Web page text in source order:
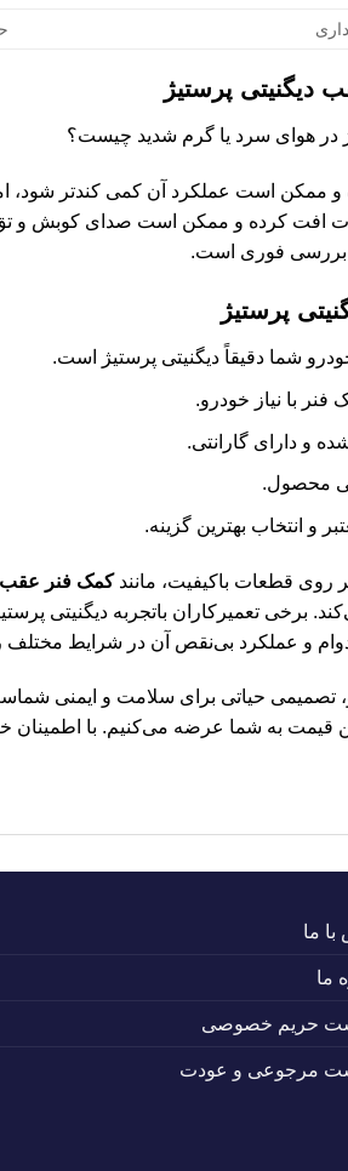
پرستیژ
در هوای سرد یا گرم شدید چیست؟
است عملکرد آن کمی کندتر شود، اما
افت کرده و ممکن است صدای کوبش و تق
بررسی فوری است.
پرستیژ
شما دقیقاً دیگنیتی پرستیژ است.
با نیاز خودرو.
و دارای گارانتی.
محصول.
و انتخاب بهترین گزینه.
روی قطعات باکیفیت، مانندکمک فنر عقب
برخی تعمیرکاران باتجربه دیگنیتی
تصمیمی حیاتی برای سلامت و ایمنی
قیمت به شما عرضه می‌کنیم. با اطمینان
ما
ما
حریم خصوصی
مرجوعی و عودت